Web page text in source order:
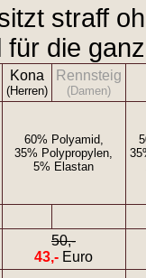
straff
die
Kona
(Herren)
Rennsteig
(Damen)
60% Polyamid,
35% Polypropylen,
5% Elastan
50,-
43,- Euro